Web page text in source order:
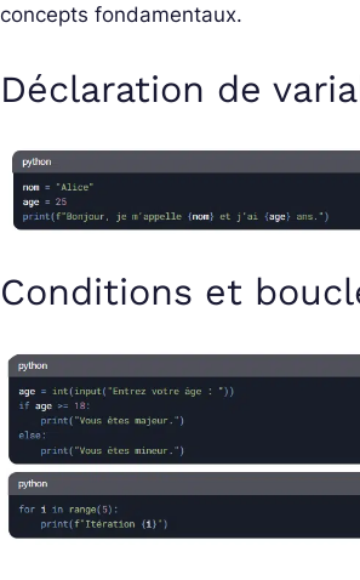
concepts fondamentaux.
Déclaration de
Conditions et